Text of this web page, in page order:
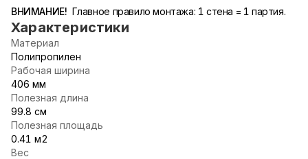
ВНИМАНИЕ! Главное правило монтажа: 1 стена = 1 партия.
Характеристики
Материал
Полипропилен
Рабочая ширина
406 мм
Полезная длина
99.8 см
Полезная площадь
0.41 м2
Вес